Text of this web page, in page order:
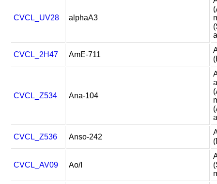
CVCL_UV28 alphaA3
CVCL_2H47 AmE-711
CVCL_Z534 Ana-104
CVCL_Z536 Anso-242
CVCL_AV09 Ao/I